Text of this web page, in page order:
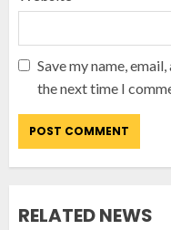
Save my name,
the next time I
RELATED NEWS